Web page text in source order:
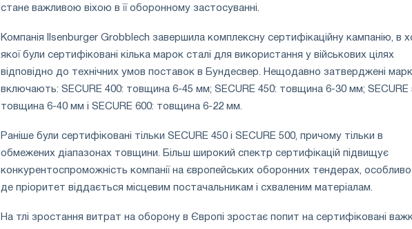
стане важливою віхою в її оборонному застосуванні.
Компанія Ilsenburger Grobblech завершила комплексну сертифікаційну кампанію, в
якої були сертифіковані кілька марок сталі для використання у військових цілях
відповідно до технічних умов поставок в Бундесвер. Нещодавно затверджені
включають: SECURE 400: товщина 6-45 мм; SECURE 450: товщина 6-30 мм; SECURE
товщина 6-40 мм і SECURE 600: товщина 6-22 мм.
Раніше були сертифіковані тільки SECURE 450 і SECURE 500, причому тільки в
обмежених діапазонах товщини. Більш широкий спектр сертифікацій підвищує
конкурентоспроможність компанії на європейських оборонних тендерах,
де пріоритет віддається місцевим постачальникам і схваленим матеріалам.
На тлі зростання витрат на оборону в Європі зростає попит на сертифіковані